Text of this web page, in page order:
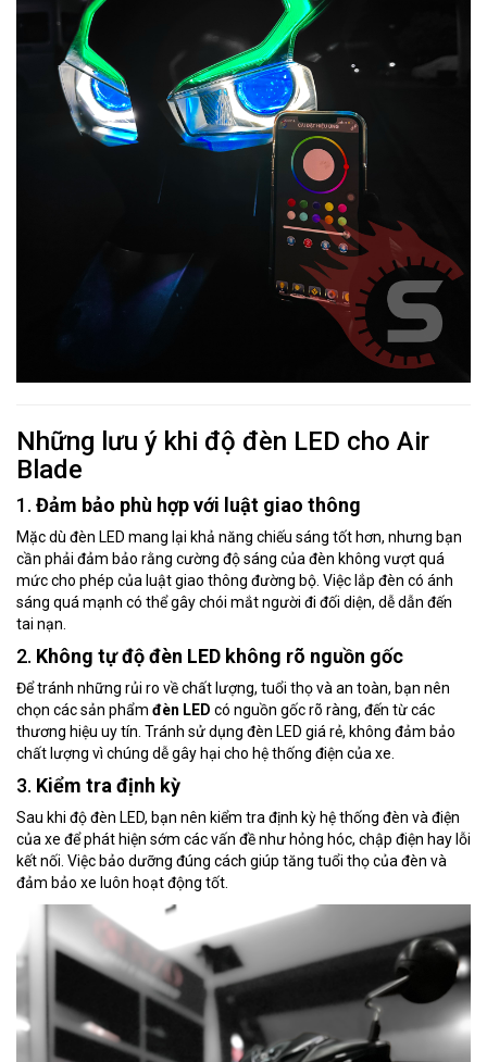
Những lưu ý khi độ đèn LED cho Air
Blade
1. Đảm bảo phù hợp với luật giao thông
Mặc dù đèn LED mang lại khả năng chiếu sáng tốt hơn, nhưng bạn
cần phải đảm bảo rằng cường độ sáng của đèn không vượt quá
mức cho phép của luật giao thông đường bộ. Việc lắp đèn có ánh
sáng quá mạnh có thể gây chói mắt người đi đối diện, dễ dẫn đến
tai nạn.
2. Không tự độ đèn LED không rõ nguồn gốc
Để tránh những rủi ro về chất lượng, tuổi thọ và an toàn, bạn nên
chọn các sản phẩm đèn LED có nguồn gốc rõ ràng, đến từ các
thương hiệu uy tín. Tránh sử dụng đèn LED giá rẻ, không đảm bảo
chất lượng vì chúng dễ gây hại cho hệ thống điện của xe.
3. Kiểm tra định kỳ
Sau khi độ đèn LED, bạn nên kiểm tra định kỳ hệ thống đèn và điện
của xe để phát hiện sớm các vấn đề như hỏng hóc, chập điện hay lỗi
kết nối. Việc bảo dưỡng đúng cách giúp tăng tuổi thọ của đèn và
đảm bảo xe luôn hoạt động tốt.